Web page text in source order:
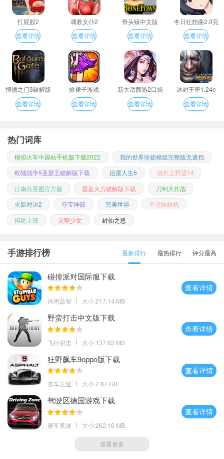
打屁股2
查看详情
调教女仆2
查看详情
骨头镇中文版
查看详情
冬日狂想曲2.0完
整汉化版
查看详情
博德之门3破解版
查看详情
掀裙子游戏
查看详情
新大话西游2口袋
版
查看详情
冰封王座1.24e
查看详情
热门词库
模拟火车中国站手机版下载2022
我的世界珍妮模组完整版无遮挡
欧陆战争5亚瑟王破解版下载
扭蛋人生6
信长之野望14
江南百景图官方版
垂直火力破解版下载
刀剑大作战
火影对决2
夺宝神箭 完美世界
幸运娃娃机
拒绝上班
灵契少女 封仙之怒
手游排行榜 最新排行 最热排行 评分最高
碰撞派对国际服下载
休闲益智 大小:217.14 MB
查看详情
野蛮打击中文版下载
飞行射击 大小:137.83 MB
查看详情
狂野飙车9oppo版下载
赛车竞速 大小:2.87 GB
查看详情
驾驶区德国游戏下载
赛车竞速 大小:262.16 MB
查看详情
查看更多